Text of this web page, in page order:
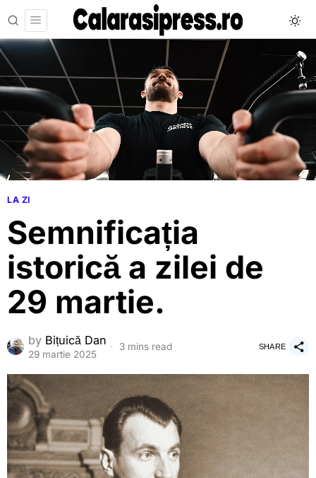
LA ZI
Semnificația
istorică a zilei de
29 martie.
by Bițuică Dan
29 martie 2025
3 mins read SHARE